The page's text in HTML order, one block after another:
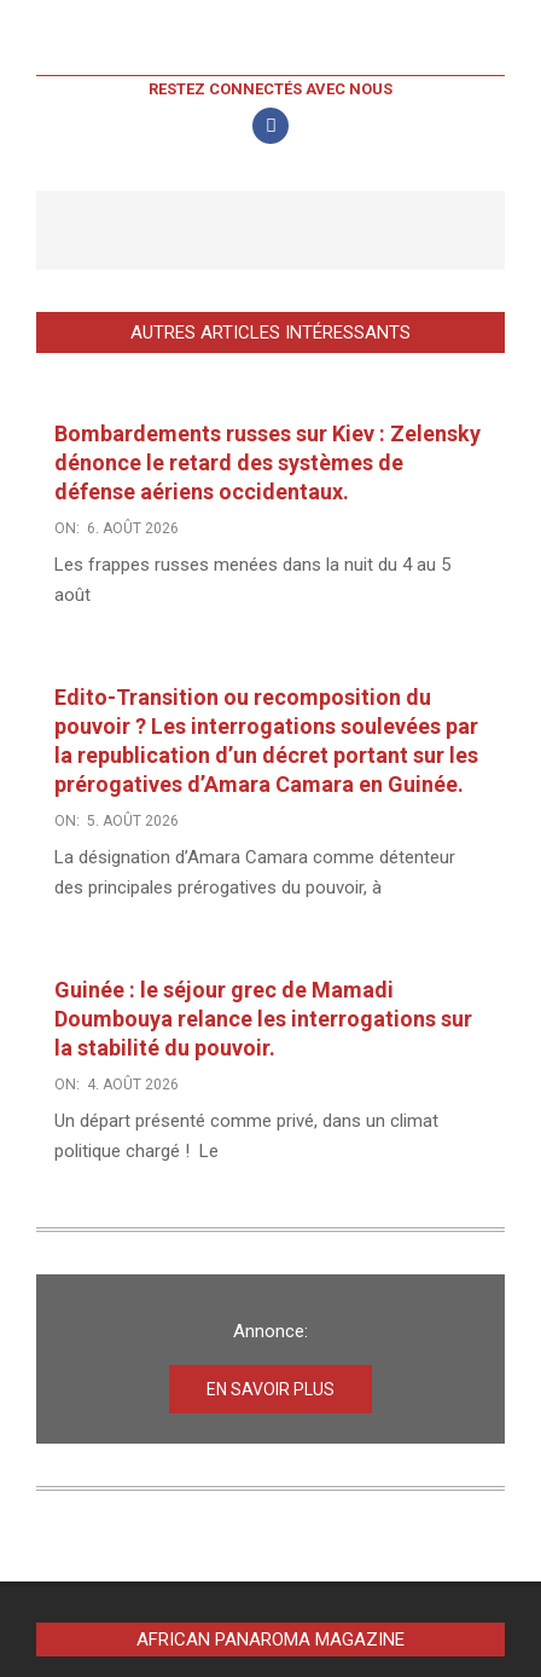
RESTEZ CONNECTÉS AVEC NOUS
AUTRES ARTICLES INTÉRESSANTS
Bombardements russes sur Kiev : Zelensky
dénonce le retard des systèmes de
défense aériens occidentaux.
ON: 6. AOÛT 2026
Les frappes russes menées dans la nuit du 4 au 5
août
Edito-Transition ou recomposition du
pouvoir ? Les interrogations soulevées par
la republication d’un décret portant sur les
prérogatives d’Amara Camara en Guinée.
ON: 5. AOÛT 2026
La désignation d’Amara Camara comme détenteur
des principales prérogatives du pouvoir, à
Guinée : le séjour grec de Mamadi
Doumbouya relance les interrogations sur
la stabilité du pouvoir.
ON: 4. AOÛT 2026
Un départ présenté comme privé, dans un climat
politique chargé ! Le
Annonce:
EN SAVOIR PLUS
AFRICAN PANAROMA MAGAZINE